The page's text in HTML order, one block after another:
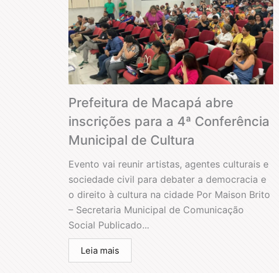
Prefeitura de Macapá abre
inscrições para a 4ª Conferência
Municipal de Cultura
Evento vai reunir artistas, agentes culturais e
sociedade civil para debater a democracia e
o direito à cultura na cidade Por Maison Brito
– Secretaria Municipal de Comunicação
Social Publicado...
Leia mais